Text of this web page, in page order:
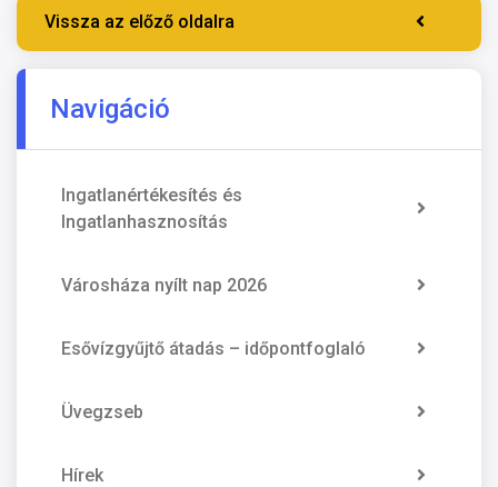
Vissza az előző oldalra
Navigáció
Ingatlanértékesítés és
Ingatlanhasznosítás
Városháza nyílt nap 2026
Esővízgyűjtő átadás – időpontfoglaló
Üvegzseb
Hírek